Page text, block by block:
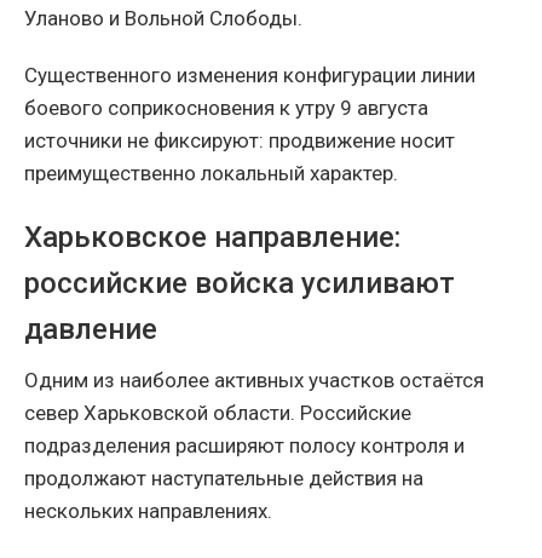
Уланово и Вольной Слободы.
Существенного изменения конфигурации линии
боевого соприкосновения к утру 9 августа
источники не фиксируют: продвижение носит
преимущественно локальный характер.
Харьковское направление:
российские войска усиливают
давление
Одним из наиболее активных участков остаётся
север Харьковской области. Российские
подразделения расширяют полосу контроля и
продолжают наступательные действия на
нескольких направлениях.